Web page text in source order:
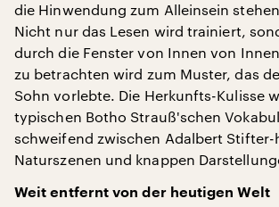
die Hinwendung zum Alleinsein
Nicht nur das Lesen wird trainiert,
durch die Fenster von Innen von
zu betrachten wird zum Muster, das
Sohn vorlebte. Die Herkunfts-Kulisse
typischen Botho Strauß'schen
schweifend zwischen Adalbert Stifter-
Naturszenen und knappen
Weit entfernt von der heutigen Welt